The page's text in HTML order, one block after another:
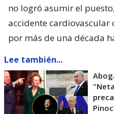
no logró asumir el
accidente
por más de una década
Lee también...